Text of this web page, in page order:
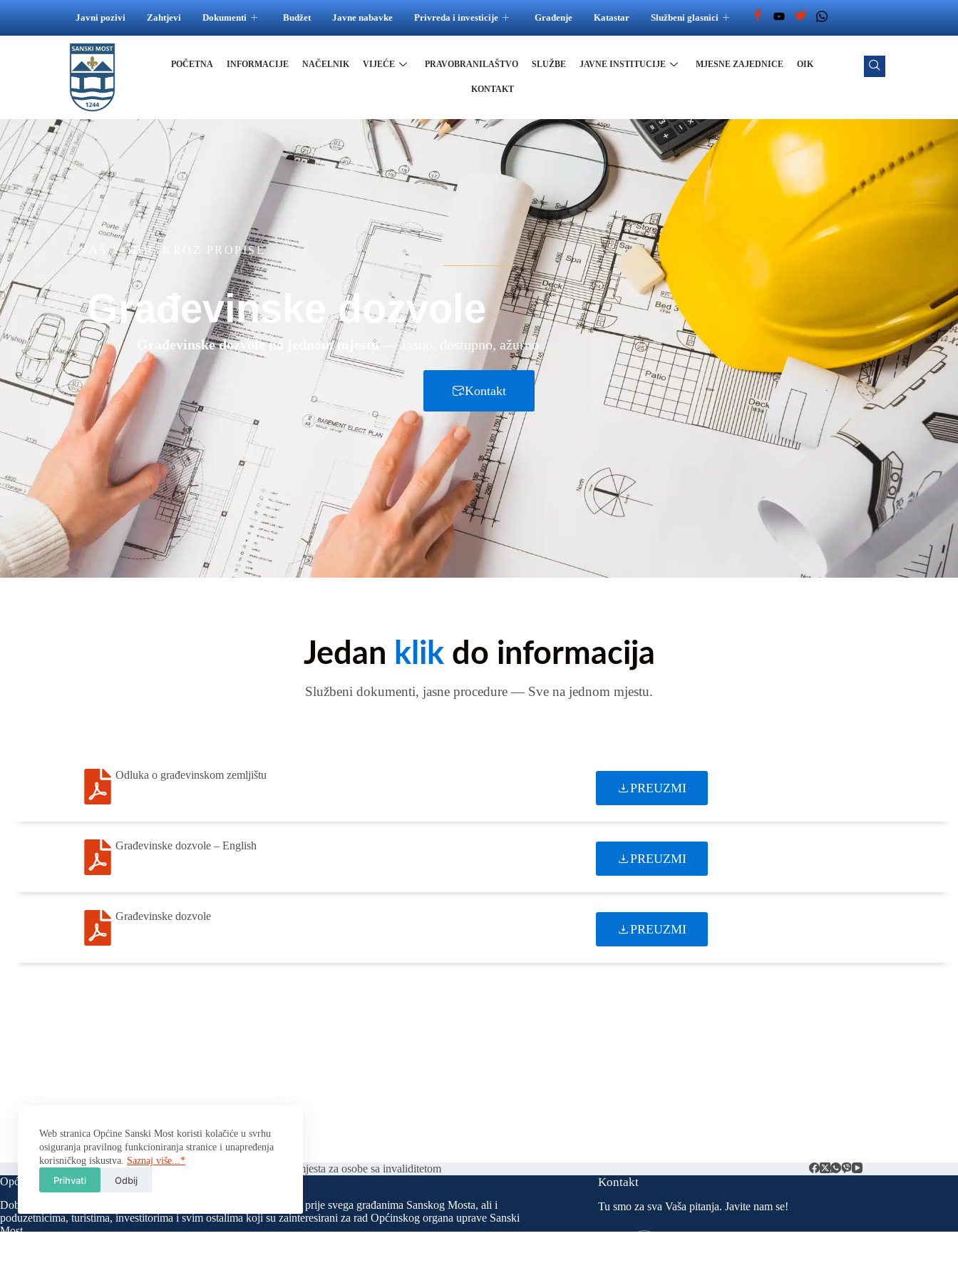
Javni pozivi Zahtjevi Dokumenti Budžet Javne nabavke Privreda i investicije Građenje Katastar Službeni glasnici
POČETNA INFORMACIJE NAČELNIK VIJEĆE PRAVOBRANILAŠTVO SLUŽBE JAVNE INSTITUCIJE MJESNE ZAJEDNICE OIK
KONTAKT
Web stranica Općine Sanski Most koristi kolačiće u svrhu
osiguranja pravilnog funkcioniranja stranice i unapređenja
korisničkog iskustva. Saznaj više...*
Prihvati Odbij
VAŠ VODIČ KROZ PROPISE
Građevinske dozvole
Građevinske dozvole na jednom mjestu— Jasno, dostupno, ažurno.
Kontakt
Jedan klikdo informacija
Službeni dokumenti, jasne procedure — Sve na jednom mjestu.
Odluka o građevinskom zemljištu
PREUZMI
Građevinske dozvole – English
PREUZMI
Građevinske dozvole
PREUZMI
Početna Politika privatnosti
Parking mjesta za osobe sa invaliditetom
Općina Sanski Most
Dobro došli na službenu stranicu Općine Sanski Most, namijenjenu prije svega građanima Sanskog Mosta, ali i
poduzetnicima, turistima, investitorima i svim ostalima koji su zainteresirani za rad Općinskog organa uprave Sanski
Most.
Kontakt
Tu smo za sva Vaša pitanja. Javite nam se!